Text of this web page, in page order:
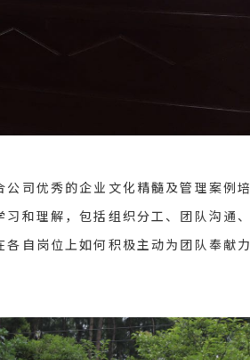
优秀的企业文化精髓及管理案例培
和理解，包括组织分工、团队沟通、
自岗位上如何积极主动为团队奉献力